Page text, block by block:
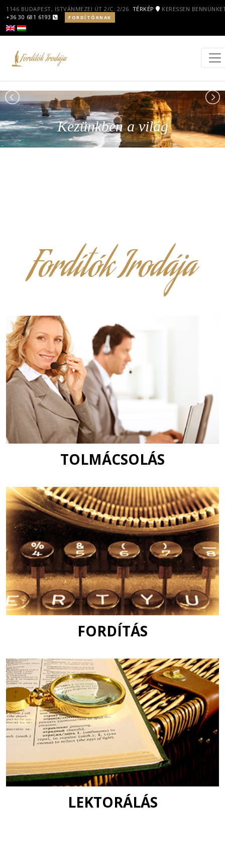
1146 BUDAPEST, ISTVÁNMEZEI ÚT 2/C. 2/26. TÉRKÉP
KERESSEN
+36 30 681 6193
FORDÍTÓKNAK
Kezünkben a világ
Fordítók Irodája
TOLMÁCSOLÁS
FORDÍTÁS
LEKTORÁLÁS